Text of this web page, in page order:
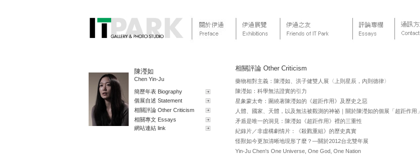
陳瀅如
Chen Yin-Ju
簡歷年表 Biography
個展自述 Statement
相關評論 Other Criticism
相關專文 Essays
網站連結 link
相關評論 Other Criticism
藥物相對主義：陳瀅如、洪子健雙人展〈上則星辰，內則德律〉
陳瀅如：科學無法證實的引力
星象蒙太奇：圍繞著陳瀅如的《超距作用》及歷史之惡
人體、國家、天體，以及無法被觀測的神祕｜關於陳瀅如的個展「超距作用」
矛盾是唯一的洞見：陳瀅如《超距作用》裡的三重性
紀錄片／非虛構劇情片：《殺戮重組》的歷史真實
怪獸如今更加清晰地現形了麼？—關於2012台北雙年展
Yin-Ju Chen's One Universe, One God, One Nation